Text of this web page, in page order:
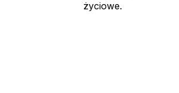
życiowe.